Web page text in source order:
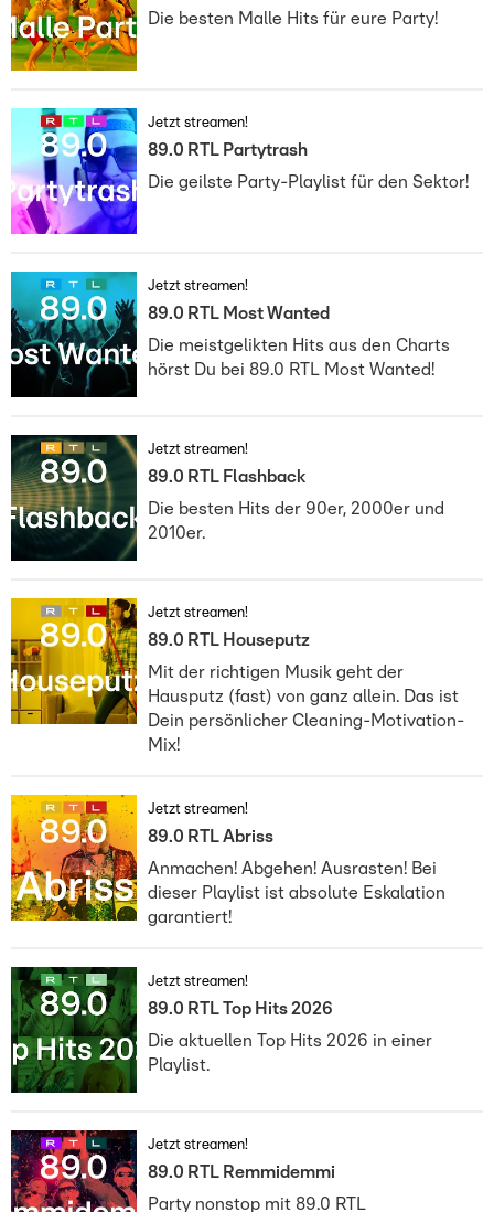
Die besten Malle Hits für eure Party!
Jetzt streamen!
89.0 RTL Partytrash
Die geilste Party-Playlist für den Sektor!
Jetzt streamen!
89.0 RTL Most Wanted
Die meistgelikten Hits aus den Charts
hörst Du bei 89.0 RTL Most Wanted!
Jetzt streamen!
89.0 RTL Flashback
Die besten Hits der 90er, 2000er und
2010er.
Jetzt streamen!
89.0 RTL Houseputz
Mit der richtigen Musik geht der
Hausputz (fast) von ganz allein. Das ist
Dein persönlicher Cleaning-Motivation-
Mix!
Jetzt streamen!
89.0 RTL Abriss
Anmachen! Abgehen! Ausrasten! Bei
dieser Playlist ist absolute Eskalation
garantiert!
Jetzt streamen!
89.0 RTL Top Hits 2026
Die aktuellen Top Hits 2026 in einer
Playlist.
Jetzt streamen!
89.0 RTL Remmidemmi
Party nonstop mit 89.0 RTL